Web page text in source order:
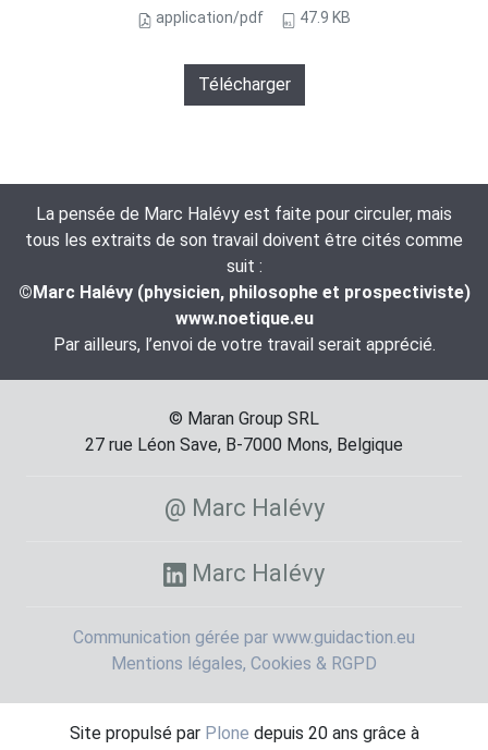
application/pdf 47.9 KB
Télécharger
La pensée de Marc Halévy est faite pour circuler, mais
tous les extraits de son travail doivent être cités comme
suit :
©Marc Halévy (physicien, philosophe et prospectiviste)
www.noetique.eu
Par ailleurs, l’envoi de votre travail serait apprécié.
© Maran Group SRL
27 rue Léon Save, B-7000 Mons, Belgique
@ Marc Halévy
Marc Halévy
Communication gérée par www.guidaction.eu
Mentions légales, Cookies & RGPD
Site propulsé par Plone depuis 20 ans grâce à